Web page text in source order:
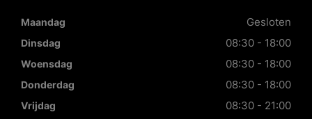
Maandag Gesloten
Dinsdag 08:30 - 18:00
Woensdag 08:30 - 18:00
Donderdag 08:30 - 18:00
Vrijdag 08:30 - 21:00